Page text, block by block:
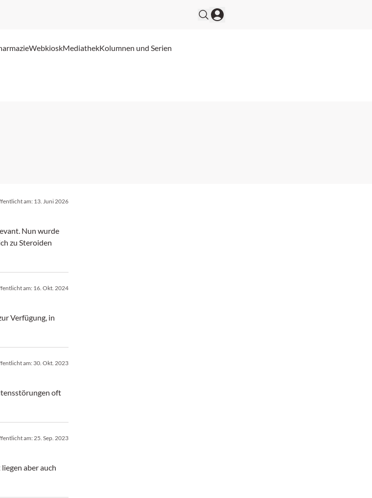
WebkioskMediathekKolumnen und Serien
am: 13. Juni 2026
Nun wurde
zu Steroiden
am: 16. Okt. 2024
Verfügung, in
am: 30. Okt. 2023
oft
am:25. Sep. 2023
aber auch